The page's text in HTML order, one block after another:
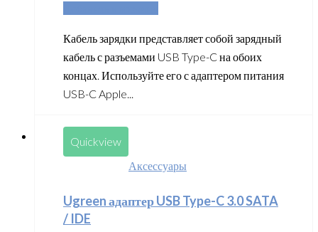
Кабель зарядки представляет собой зарядный
кабель с разъемами USB Type-C на обоих
концах. Используйте его с адаптером питания
USB-C Apple...
Quickview
Аксессуары
Ugreen адаптер USB Type-C 3.0 SATA
/ IDE